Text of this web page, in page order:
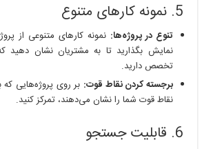
5. نمونه کارهای متنوع
تنوع در پروژه‌ها: نمونه کارهای متنوعی از
نمایش بگذارید تا به مشتریان نشان دهید
تخصص دارید.
برجسته کردن نقاط قوت: بر روی پروژه‌هایی که
نقاط قوت شما را نشان می‌دهند، تمرکز کنید.
6. قابلیت جستجو